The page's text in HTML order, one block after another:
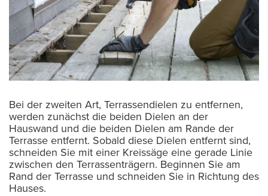
Bei der zweiten Art, Terrassendielen zu entfernen,
werden zunächst die beiden Dielen an der
Hauswand und die beiden Dielen am Rande der
Terrasse entfernt. Sobald diese Dielen entfernt sind,
schneiden Sie mit einer Kreissäge eine gerade Linie
zwischen den Terrassenträgern. Beginnen Sie am
Rand der Terrasse und schneiden Sie in Richtung des
Hauses.